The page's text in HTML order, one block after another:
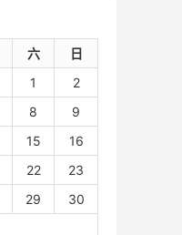
六
日
1
2
8
9
15
16
22
23
29
30